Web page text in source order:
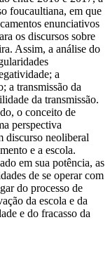
foucaultiana, em que
enunciativos
os discursos sobre
Assim, a análise do
a
a transmissão da
da transmissão.
o conceito de
perspectiva
discurso neoliberal
e a escola.
em sua potência, as
de se operar com
do processo de
da escola e da
e do fracasso da